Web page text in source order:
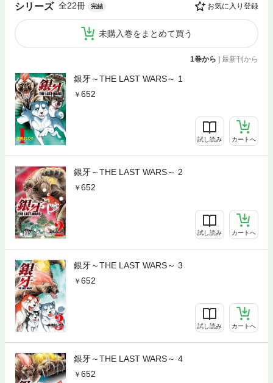
シリーズ 全22冊 完結 お気に入り登録
未購入巻をまとめて買う
1巻から | 最新刊から
銀牙～THE LAST WARS～ 1
652
試し読み カートへ
銀牙～THE LAST WARS～ 2
652
試し読み カートへ
銀牙～THE LAST WARS～ 3
652
試し読み カートへ
銀牙～THE LAST WARS～ 4
652